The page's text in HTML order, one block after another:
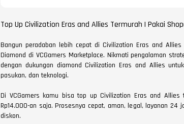
Top Up Civilization Eras and Allies Termurah | Pakai
Bangun peradaban lebih cepat di Civilization Eras and
Diamond di VCGamers Marketplace. Nikmati pengalaman
dengan dukungan diamond Civilization Eras and Allies
pasukan, dan teknologi.
Di VCGamers kamu bisa top up Civilization Eras and Allies
Rp14.000-an saja. Prosesnya cepat, aman, legal, layanan 24
diskon.